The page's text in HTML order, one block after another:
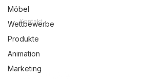
Möbel
Wettbewerbe
Produkte
Animation
Marketing
Kontakt
Impressum